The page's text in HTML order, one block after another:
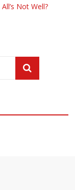
Not Well?